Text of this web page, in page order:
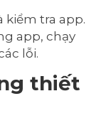
kiểm tra app.
app, chạy
lỗi.
thiết